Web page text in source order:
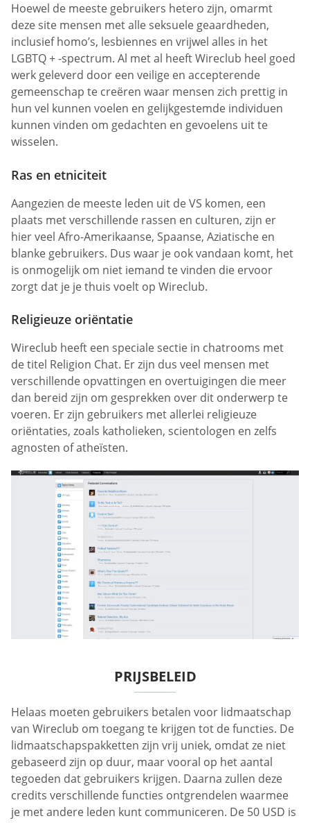
Hoewel de meeste gebruikers hetero zijn, omarmt
deze site mensen met alle seksuele geaardheden,
inclusief homo’s, lesbiennes en vrijwel alles in het
LGBTQ + -spectrum. Al met al heeft Wireclub heel goed
werk geleverd door een veilige en accepterende
gemeenschap te creëren waar mensen zich prettig in
hun vel kunnen voelen en gelijkgestemde individuen
kunnen vinden om gedachten en gevoelens uit te
wisselen.
Ras en etniciteit
Aangezien de meeste leden uit de VS komen, een
plaats met verschillende rassen en culturen, zijn er
hier veel Afro-Amerikaanse, Spaanse, Aziatische en
blanke gebruikers. Dus waar je ook vandaan komt, het
is onmogelijk om niet iemand te vinden die ervoor
zorgt dat je je thuis voelt op Wireclub.
Religieuze oriëntatie
Wireclub heeft een speciale sectie in chatrooms met
de titel Religion Chat. Er zijn dus veel mensen met
verschillende opvattingen en overtuigingen die meer
dan bereid zijn om gesprekken over dit onderwerp te
voeren. Er zijn gebruikers met allerlei religieuze
oriëntaties, zoals katholieken, scientologen en zelfs
agnosten of atheïsten.
PRIJSBELEID
Helaas moeten gebruikers betalen voor lidmaatschap
van Wireclub om toegang te krijgen tot de functies. De
lidmaatschapspakketten zijn vrij uniek, omdat ze niet
gebaseerd zijn op duur, maar vooral op het aantal
tegoeden dat gebruikers krijgen. Daarna zullen deze
credits verschillende functies ontgrendelen waarmee
je met andere leden kunt communiceren. De 50 USD is